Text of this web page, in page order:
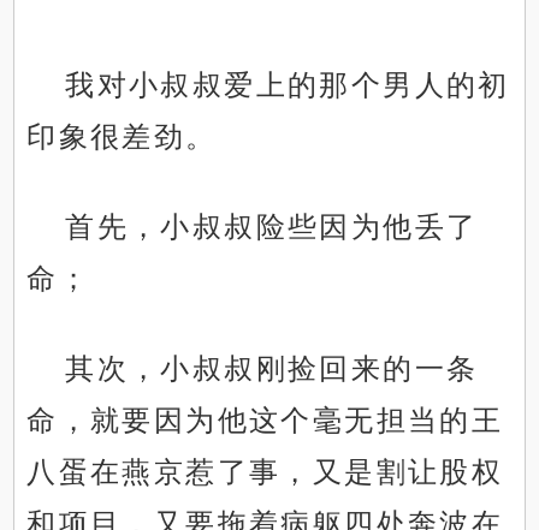
我对小叔叔爱上的那个男人的初
印象很差劲。
首先，小叔叔险些因为他丢了
命；
其次，小叔叔刚捡回来的一条
命，就要因为他这个毫无担当的王
八蛋在燕京惹了事，又是割让股权
和项目，又要拖着病躯四处奔波在